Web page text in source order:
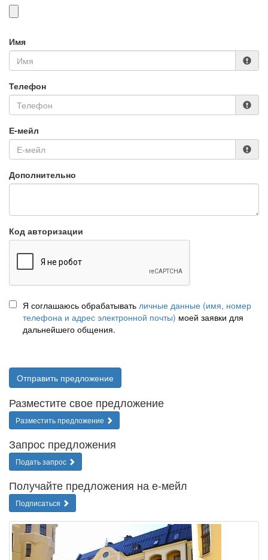
Имя
Телефон
Е-мейл
Дополнительно
Код авторизации
Я соглашаюсь обрабатывать личные данные (имя, номер
телефона и адрес электронной почты) моей заявки для
дальнейшего общения.
Отправить предложение
Разместите свое предложение
Разместить предложение
Запрос предложения
Подать запрос
Получайте предложения на е-мейл
Подписаться